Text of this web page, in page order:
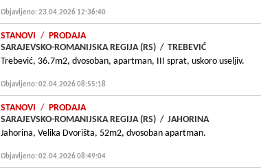
Objavljeno: 23.04.2026 12:36:40
STANOVI / PRODAJA
SARAJEVSKO-ROMANIJSKA REGIJA (RS) / TREBEVIĆ
Trebević, 36.7m2, dvosoban, apartman, III sprat, uskoro useljiv.
Objavljeno: 02.04.2026 08:55:18
STANOVI / PRODAJA
SARAJEVSKO-ROMANIJSKA REGIJA (RS) / JAHORINA
Jahorina, Velika Dvorišta, 52m2, dvosoban apartman.
Objavljeno: 02.04.2026 08:49:04